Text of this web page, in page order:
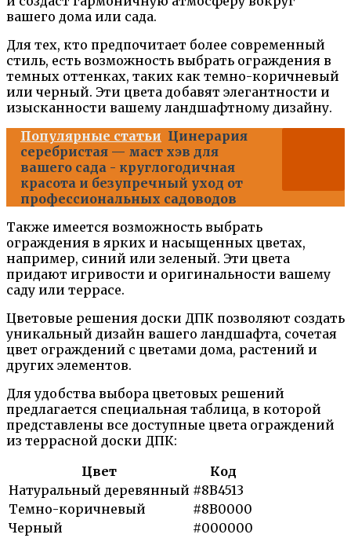
вашего дома или сада.
Для тех, кто предпочитает более современный
стиль, есть возможность выбрать ограждения в
темных оттенках, таких как темно-коричневый
или черный. Эти цвета добавят элегантности и
изысканности вашему ландшафтному дизайну.
Популярные статьи Цинерария
серебристая — маст хэв для
вашего сада - круглогодичная
красота и безупречный уход от
профессиональных садоводов
Также имеется возможность выбрать
ограждения в ярких и насыщенных цветах,
например, синий или зеленый. Эти цвета
придают игривости и оригинальности вашему
саду или террасе.
Цветовые решения доски ДПК позволяют создать
уникальный дизайн вашего ландшафта, сочетая
цвет ограждений с цветами дома, растений и
других элементов.
Для удобства выбора цветовых решений
предлагается специальная таблица, в которой
представлены все доступные цвета ограждений
из террасной доски ДПК:
Цвет
Код
Натуральный деревянный #8B4513
Темно-коричневый
#8B0000
Черный
#000000